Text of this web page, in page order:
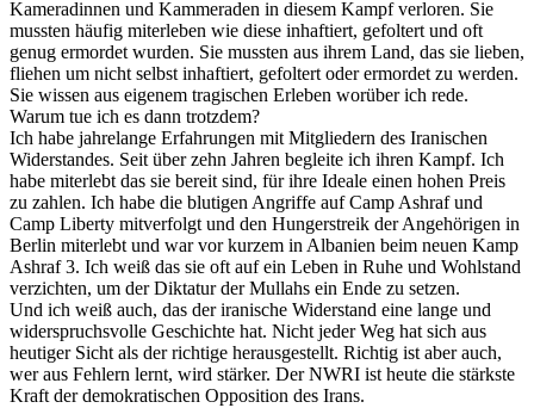
Kameradinnen und Kammeraden in diesem Kampf verloren. Sie
mussten häufig miterleben wie diese inhaftiert, gefoltert und oft
genug ermordet wurden. Sie mussten aus ihrem Land, das sie lieben,
fliehen um nicht selbst inhaftiert, gefoltert oder ermordet zu werden.
Sie wissen aus eigenem tragischen Erleben worüber ich rede.
Warum tue ich es dann trotzdem?
Ich habe jahrelange Erfahrungen mit Mitgliedern des Iranischen
Widerstandes. Seit über zehn Jahren begleite ich ihren Kampf. Ich
habe miterlebt das sie bereit sind, für ihre Ideale einen hohen Preis
zu zahlen. Ich habe die blutigen Angriffe auf Camp Ashraf und
Camp Liberty mitverfolgt und den Hungerstreik der Angehörigen in
Berlin miterlebt und war vor kurzem in Albanien beim neuen Kamp
Ashraf 3. Ich weiß das sie oft auf ein Leben in Ruhe und Wohlstand
verzichten, um der Diktatur der Mullahs ein Ende zu setzen.
Und ich weiß auch, das der iranische Widerstand eine lange und
widerspruchsvolle Geschichte hat. Nicht jeder Weg hat sich aus
heutiger Sicht als der richtige herausgestellt. Richtig ist aber auch,
wer aus Fehlern lernt, wird stärker. Der NWRI ist heute die stärkste
Kraft der demokratischen Opposition des Irans.